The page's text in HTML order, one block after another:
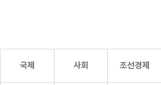
국제 사회 조선경제